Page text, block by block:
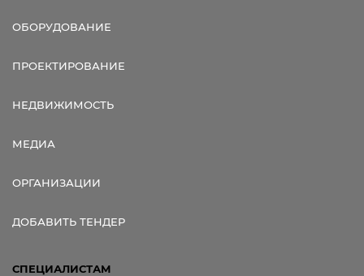
ОБОРУДОВАНИЕ
ПРОЕКТИРОВАНИЕ
НЕДВИЖИМОСТЬ
МЕДИА
ОРГАНИЗАЦИИ
ДОБАВИТЬ ТЕНДЕР
СПЕЦИАЛИСТАМ